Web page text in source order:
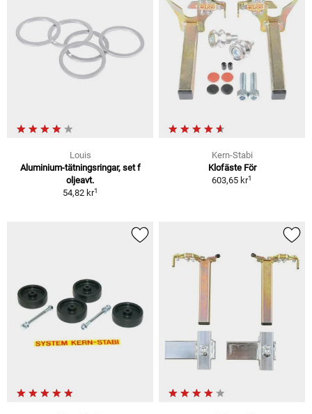
Louis
Aluminium-tätningsringar, set f
oljeavt.
54,82 kr1
Kern-Stabi
Klofäste För
603,65 kr1